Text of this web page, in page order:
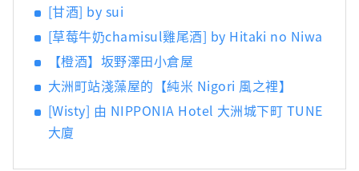
[甘酒] by sui
[草莓牛奶chamisul雞尾酒] by Hitaki no Niwa
【橙酒】坂野澤田小倉屋
大洲町站淺藻屋的【純米 Nigori 風之裡】
[Wisty] 由 NIPPONIA Hotel 大洲城下町 TUNE
大廈